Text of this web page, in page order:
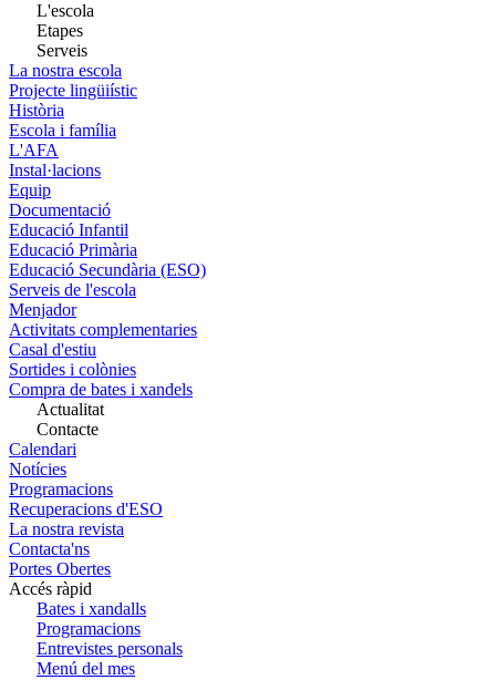
L'escola
Etapes
Serveis
La nostra escola
Projecte lingüiístic
Història
Escola i família
L'AFA
Instal·lacions
Equip
Documentació
Educació Infantil
Educació Primària
Educació Secundària (ESO)
Serveis de l'escola
Menjador
Activitats complementaries
Casal d'estiu
Sortides i colònies
Compra de bates i xandels
Actualitat
Contacte
Calendari
Notícies
Programacions
Recuperacions d'ESO
La nostra revista
Contacta'ns
Portes Obertes
Accés ràpid
Bates i xandalls
Programacions
Entrevistes personals
Menú del mes